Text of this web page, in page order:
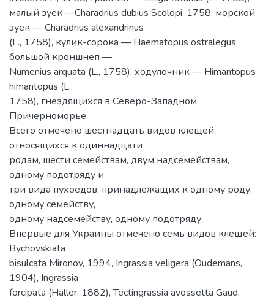
малый зуек —Charadrius dubius Scolopi, 1758, морской
зуек — Charadrius alexandrinus
(L., 1758), кулик-сорока — Haematopus ostralegus,
большой кроншнеп —
Numenius arquata (L., 1758), ходулочник — Himantopus
himantopus (L.,
1758), гнездящихся в Северо-Западном
Причерноморье.
Всего отмечено шестнадцать видов клещей,
относящихся к одиннадцати
родам, шести семействам, двум надсемействам,
одному подотряду и
три вида пухоедов, принадлежащих к одному роду,
одному семейству,
одному надсемейству, одному подотряду.
Впервые для Украины отмечено семь видов клещей:
Bychovskiata
bisulcata Mironov, 1994, Ingrassia veligera (Oudemans,
1904), Ingrassia
forcipata (Haller, 1882), Tectingrassia avossetta Gaud,